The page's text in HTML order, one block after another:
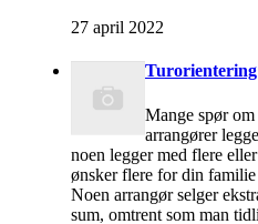
27 april 2022
Turorientering
Mange spør
arrangører
noen legger med flere
ønsker flere for din
Noen arrangør selger
sum, omtrent som man